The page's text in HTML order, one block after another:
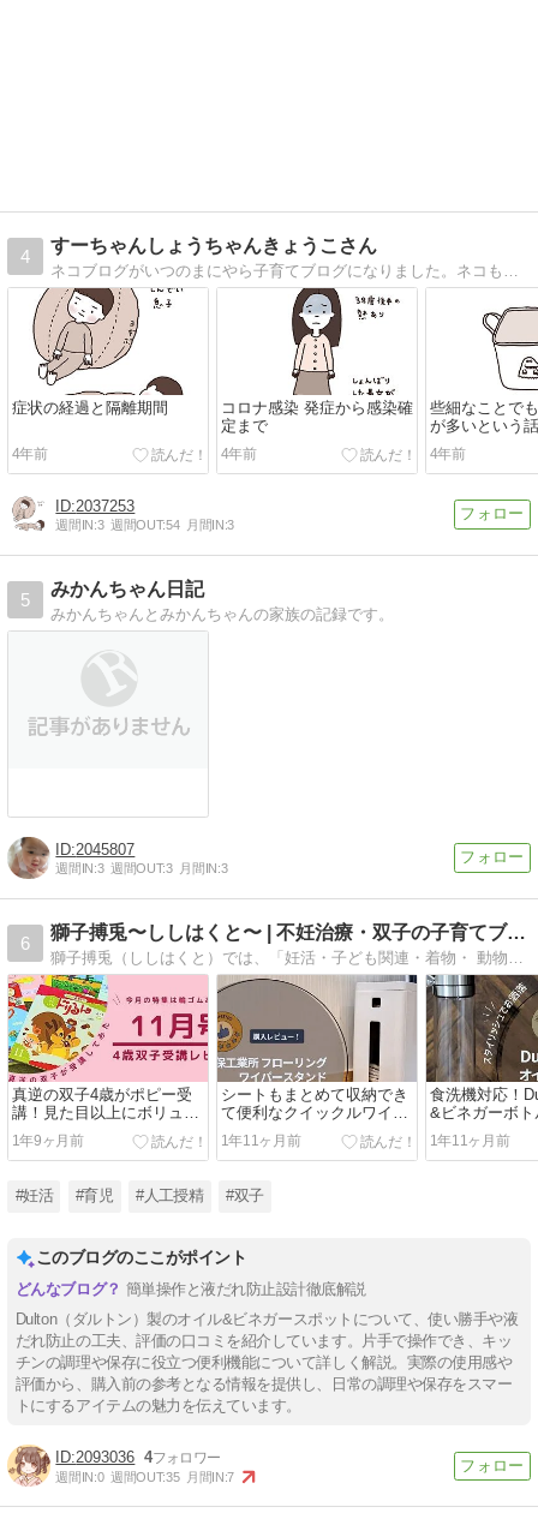
4
すーちゃんしょうちゃんきょうこさん
ネコブログがいつのまにやら子育てブログになりました。ネコも一緒に暮らしています。
症状の経過と隔離期間
4年前
コロナ感染 発症から感染確
定まで
4年前
些細なことで
が多いという話
4年前
2037253
週間IN:3 週間OUT:54 月間IN:3
5
みかんちゃん日記
みかんちゃんとみかんちゃんの家族の記録です。
2045807
週間IN:3 週間OUT:3 月間IN:3
6
獅子搏兎〜ししはくと〜 | 不妊治療・双子の子育てブログです
獅子搏兎（ししはくと）では、「妊活・子ども関連・着物・ 動物・ 神社」 をメインに発信中。動物・ディズニー関連を多く紹介します。多趣味ブロガーの安土キアラです。
真逆の双子4歳がポピー受
講！見た目以上にボリュー
ムが凄い年中あかどりをレ
ビュー【2024年】
1年9ヶ月前
シートもまとめて収納でき
て便利なクイックルワイパ
ースタンドレビュー
1年11ヶ月前
食洗機対応！
&ビネガーボ
ビュー！使い
は？
1年11ヶ月前
#妊活 #育児 #人工授精 #双子
このブログのここがポイント
簡単操作と液だれ防止設計徹底解説
Dulton（ダルトン）製のオイル&ビネガースポットについて、使い勝手や液
だれ防止の工夫、評価の口コミを紹介しています。片手で操作でき、キッ
チンの調理や保存に役立つ便利機能について詳しく解説。実際の使用感や
評価から、購入前の参考となる情報を提供し、日常の調理や保存をスマー
トにするアイテムの魅力を伝えています。
2093036 4
週間IN:0 週間OUT:35 月間IN:7